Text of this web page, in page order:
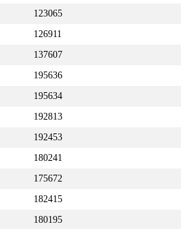
123065
126911
137607
195636
195634
192813
192453
180241
175672
182415
180195